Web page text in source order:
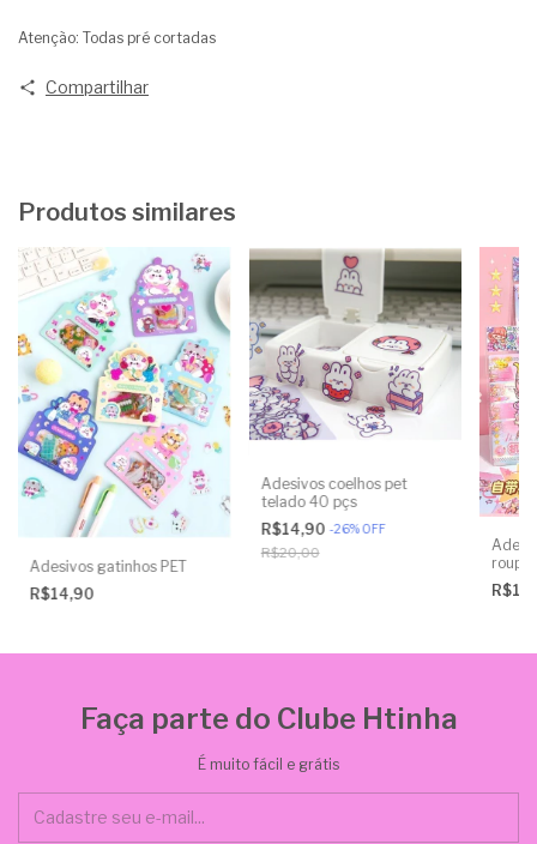
Atenção: Todas pré cortadas
Compartilhar
Produtos similares
Adesivos gatinhos PET
R$14,90
Adesivos coelhos pet
telado 40 pçs
R$14,90 -26%OFF
R$20,00
roupa
Faça parte do Clube Htinha
É muito fácil e grátis